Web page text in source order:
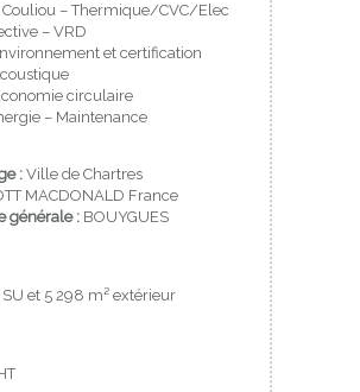
Couliou – Thermique/CVC/Elec
– VRD
et certification
circulaire
– Maintenance
: Ville de Chartres
MACDONALD France
générale : BOUYGUES
et 5 298 m² extérieur